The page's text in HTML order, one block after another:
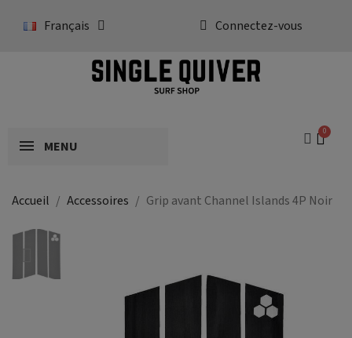
Français Connectez-vous
MENU
Accueil Accessoires Grip avant Channel Islands 4P Noir